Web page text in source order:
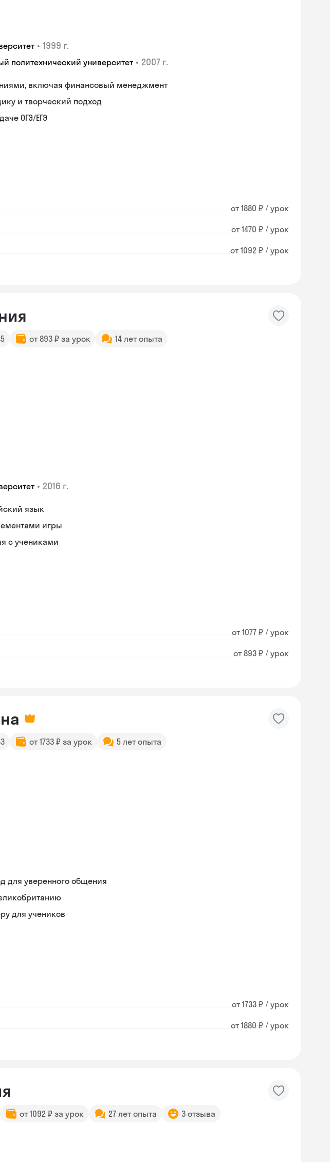
• 1999 г.
политехнический университет • 2007 г.
включая финансовый менеджмент
и творческий подход
ОГЭ/ЕГЭ
от 1880 ₽ / урок
от 1470 ₽ / урок
от 1092 ₽ / урок
от 893 ₽ за урок 14 лет опыта
• 2016 г.
язык
игры
с учениками
от 1077 ₽ / урок
от 893 ₽ / урок
от 1733 ₽ за урок 5 лет опыта
для уверенного общения
для учеников
от 1733 ₽ / урок
от 1880 ₽ / урок
от 1092 ₽ за урок 27 лет опыта 3 отзыва